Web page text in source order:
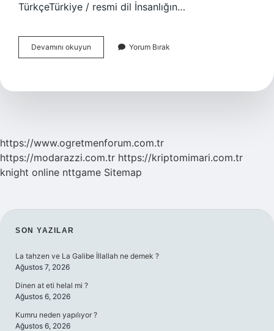
TürkçeTürkiye / resmi dil İnsanlığın…
Devamını okuyun
Dil
Yorum Bırak
https://www.ogretmenforum.com.tr
https://modarazzi.com.tr https://kriptomimari.com.tr
knight online nttgame Sitemap
SIDEBAR
SON YAZILAR
La tahzen ve La Galibe İllallah ne demek ?
Ağustos 7, 2026
Dinen at eti helal mi ?
Ağustos 6, 2026
Kumru neden yapılıyor ?
Ağustos 6, 2026